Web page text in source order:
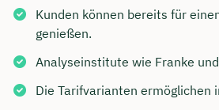
Kunden können bereits für
genießen.
Analyseinstitute wie Franke
Die Tarifvarianten ermöglichen
Jetzt persönliches
Ubben sichern 🤝